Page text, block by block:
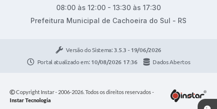
08:00 às 12:00 - 13:30 às 17:30
Prefeitura Municipal de Cachoeira do Sul - RS
Versão do Sistema: 3.5.3 - 19/06/2026
Portal atualizado em: 10/08/2026 17:36 Dados Abertos
Copyright Instar - 2006-2026. Todos os direitos reservados -
Instar Tecnologia